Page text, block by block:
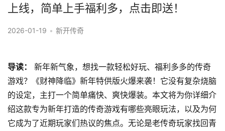
上线，简单上手福利多，点击即送！
2026-01-19 • 新开传奇
导读：
新年新气象，想找一款轻松好玩、福利多多的传奇
游戏？《财神降临》新年特供版火爆来袭！它没有复杂烧脑
的设定，主打一个简单痛快、爽快爆装。本文将为你详细介
绍这款专为新年打造的传奇游戏有哪些亮眼玩法，以及为何
它成为了近期玩家们热议的焦点。无论是老传奇玩家找回青